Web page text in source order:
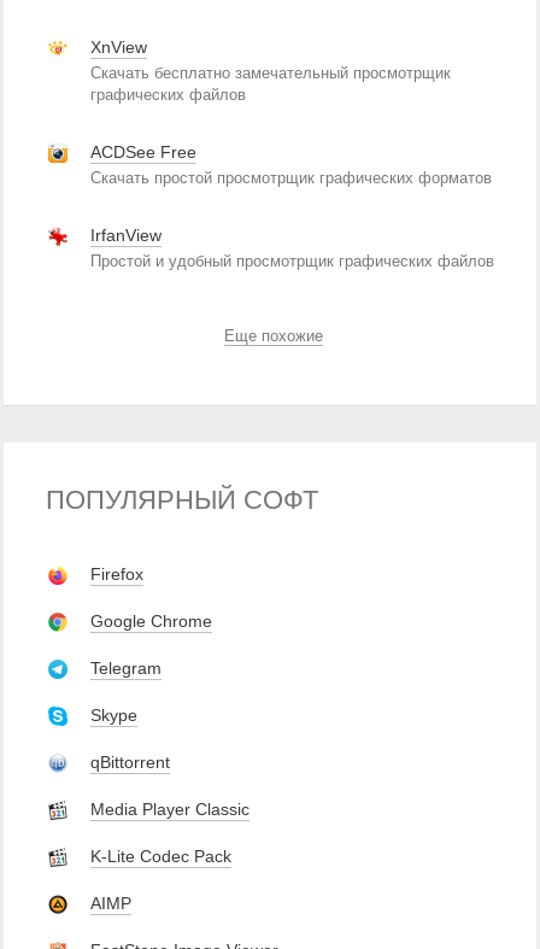
XnView
Скачать бесплатно замечательный просмотрщик
графических файлов
ACDSee Free
Скачать простой просмотрщик графических форматов
IrfanView
Простой и удобный просмотрщик графических файлов
Еще похожие
ПОПУЛЯРНЫЙ СОФТ
Firefox
Google Chrome
Telegram
Skype
qBittorrent
Media Player Classic
K-Lite Codec Pack
AIMP